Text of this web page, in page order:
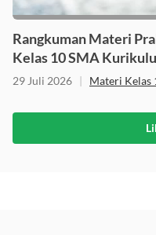
Rangkuman Materi
Kelas 10 SMA
29 Juli 2026 | Materi Kelas